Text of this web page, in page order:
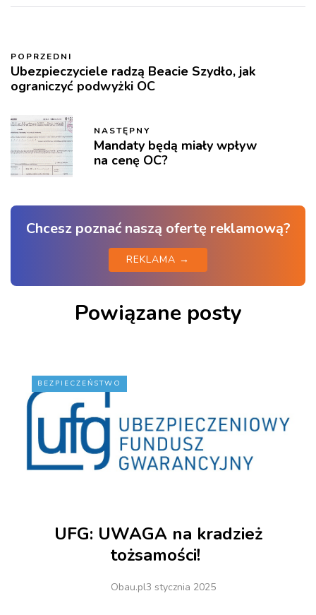
POPRZEDNI
Ubezpieczyciele radzą Beacie Szydło, jak
ograniczyć podwyżki OC
NASTĘPNY
Mandaty będą miały wpływ
na cenę OC?
Chcesz poznać naszą ofertę reklamową?
REKLAMA →
Powiązane posty
BEZPIECZEŃSTWO
UFG: UWAGA na kradzież
tożsamości!
Obau.pl3 stycznia 2025